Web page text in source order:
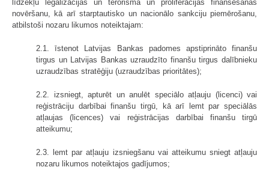
līdzekļu legalizācijas un terorisma un proliferācijas finansēšanas
novēršanu, kā arī starptautisko un nacionālo sankciju piemērošanu,
atbilstoši nozaru likumos noteiktajam:
2.1. īstenot Latvijas Bankas padomes apstiprināto finanšu
tirgus un Latvijas Bankas uzraudzīto finanšu tirgus dalībnieku
uzraudzības stratēģiju (uzraudzības prioritātes);
2.2. izsniegt, apturēt un anulēt speciālo atļauju (licenci) vai
reģistrāciju darbībai finanšu tirgū, kā arī lemt par speciālās
atļaujas (licences) vai reģistrācijas darbībai finanšu tirgū
atteikumu;
2.3. lemt par atļauju izsniegšanu vai atteikumu sniegt atļauju
nozaru likumos noteiktajos gadījumos;